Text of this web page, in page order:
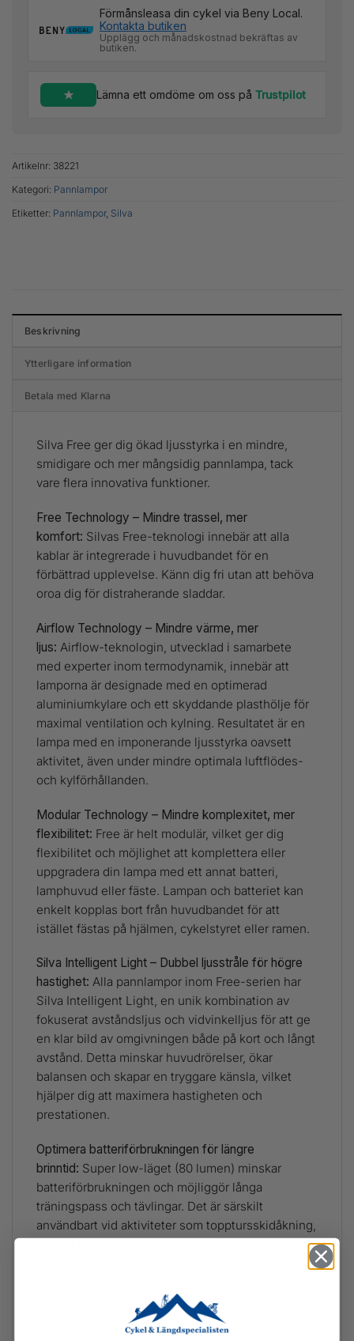
Förmånsleasa din cykel via Beny Local.
Kontakta butiken
Upplägg och månadskostnad bekräftas av
butiken.
Lämna ett omdöme om oss på Trustpilot
Artikelnr: 38221
Kategori: Pannlampor
Etiketter: Pannlampor, Silva
Beskrivning
Ytterligare information
Betala med Klarna
Silva Free ger dig ökad ljusstyrka i en mindre,
smidigare och mer mångsidig pannlampa, tack
vare flera innovativa funktioner.
Free Technology – Mindre trassel, mer
komfort: Silvas Free-teknologi innebär att alla
kablar är integrerade i huvudbandet för en
förbättrad upplevelse. Känn dig fri utan att behöva
oroa dig för distraherande sladdar.
Airflow Technology – Mindre värme, mer
ljus: Airflow-teknologin, utvecklad i samarbete
med experter inom termodynamik, innebär att
lamporna är designade med en optimerad
aluminiumkylare och ett skyddande plasthölje för
maximal ventilation och kylning. Resultatet är en
lampa med en imponerande ljusstyrka oavsett
aktivitet, även under mindre optimala luftflödes-
och kylförhållanden.
Modular Technology – Mindre komplexitet, mer
flexibilitet: Free är helt modulär, vilket ger dig
flexibilitet och möjlighet att komplettera eller
uppgradera din lampa med ett annat batteri,
lamphuvud eller fäste. Lampan och batteriet kan
enkelt kopplas bort från huvudbandet för att
istället fästas på hjälmen, cykelstyret eller ramen.
Silva Intelligent Light – Dubbel ljusstråle för högre
hastighet: Alla pannlampor inom Free-serien har
Silva Intelligent Light, en unik kombination av
fokuserat avståndsljus och vidvinkelljus för att ge
en klar bild av omgivningen både på kort och långt
avstånd. Detta minskar huvudrörelser, ökar
balansen och skapar en tryggare känsla, vilket
hjälper dig att maximera hastigheten och
prestationen.
Optimera batteriförbrukningen för längre
brinntid: Super low-läget (80 lumen) minskar
batteriförbrukningen och möjliggör långa
träningspass och tävlingar. Det är särskilt
användbart vid aktiviteter som topptursskidåkning,
En pannlampa för alla aktiviteter:
kan du skräddarsy din pannlampa efter dina behov.
Välj bland tre olika lampenheter, fyra batterier och